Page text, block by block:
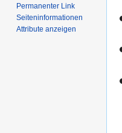
Permanenter Link
Seiten­­informationen
Attribute anzeigen